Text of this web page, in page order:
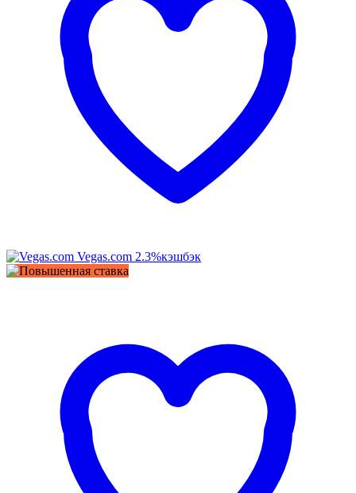
Vegas.com 2.3%кэшбэк